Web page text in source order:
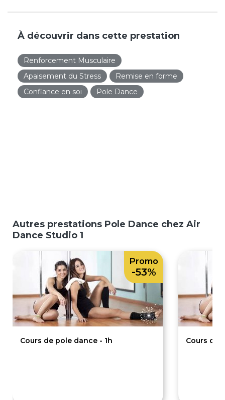
À découvrir dans cette prestation
Renforcement Musculaire
Apaisement du Stress
Remise en forme
Confiance en soi
Pole Dance
Autres prestations Pole Dance chez Air
Dance Studio 1
Cours de pole dance - 1h
Promo
-53%
Cours de